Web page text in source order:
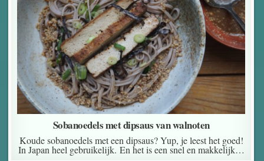
Sobanoedels met dipsaus van walnoten
Koude sobanoedels met een dipsaus? Yup, je leest het goed!
In Japan heel gebruikelijk. En het is een snel en makkelijk…